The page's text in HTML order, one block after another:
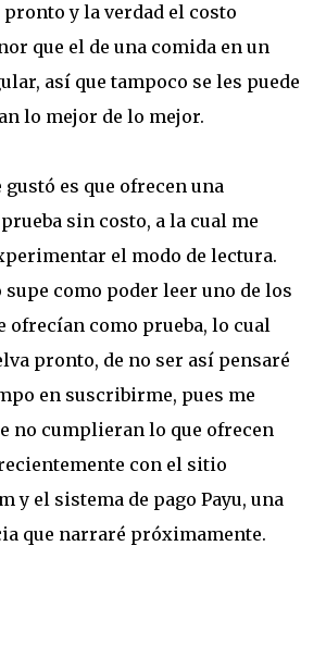
y la verdad el costo
que el de una comida en un
así que tampoco se les puede
lo mejor de lo mejor.
gustó es que ofrecen una
sin costo, a la cual me
el modo de lectura.
supe como poder leer uno de los
ofrecían como prueba, lo cual
pronto, de no ser así pensaré
en suscribirme, pues me
no cumplieran lo que ofrecen
con el sitio
y el sistema de pago Payu, una
que narraré próximamente.